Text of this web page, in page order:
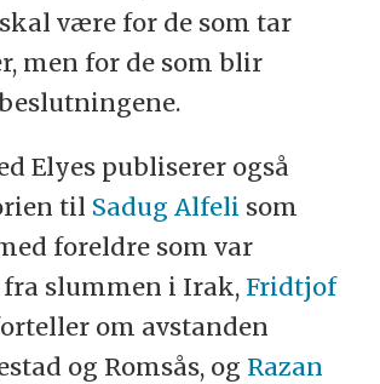
være for de som tar
men for de som blir
Elyes publiserer også
til Sadug Alfeli som
foreldre som var
slummen i Irak, Fridtjof
om avstanden
og Romsås, og Razan